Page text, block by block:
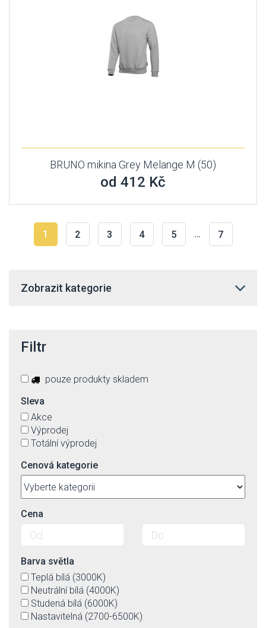
BRUNO mikina Grey Melange M (50)
od 412 Kč
1 2 3 4 5 … 7
Zobrazit kategorie
Filtr
pouze produkty skladem
Sleva
Akce
Výprodej
Totální výprodej
Cenová kategorie
Cena
Barva světla
Teplá bílá (3000K)
Neutrální bílá (4000K)
Studená bílá (6000K)
Nastavitelná (2700-6500K)